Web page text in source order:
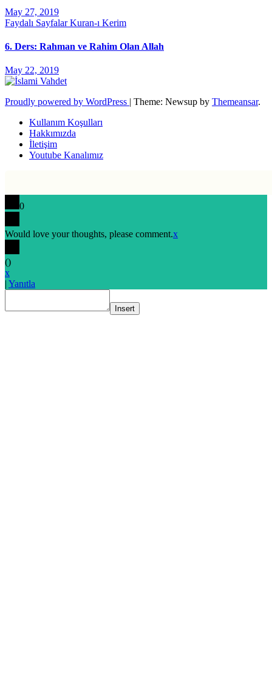
May 27, 2019
Faydalı SayfalarKuran-ı Kerim
6. Ders: Rahman ve Rahim Olan Allah
May 22, 2019
Proudly powered by WordPress Theme: Newsup by Themeansar.
Kullanım Koşulları
Hakkımızda
İletişim
Youtube Kanalımız
0
Would love your thoughts, please comment.x
()
x
Yanıtla
Insert